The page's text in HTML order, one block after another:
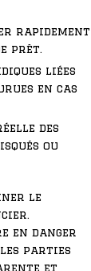
rapidement
prêt.
liées
en cas
des
ou
le
en danger
parties
et